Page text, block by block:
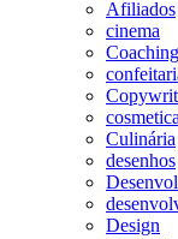
Afiliados
cinema
Coaching
cosmetica
Culinária
desenhos
Design